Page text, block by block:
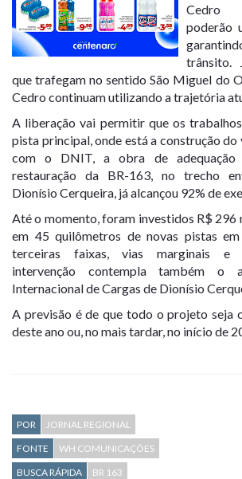
Cedro
poderão
trânsito.
que trafegam no sentido São Miguel do
Cedro continuam utilizando a trajetória
A liberação vai permitir que os
pista principal, onde está a construção
com o DNIT, a obra de adequação
restauração da BR-163, no trecho
Dionísio Cerqueira, já alcançou 92% de
Até o momento, foram investidos R$ 296
em 45 quilômetros de novas pistas
terceiras faixas, vias marginais e
intervenção contempla também o
Internacional de Cargas de Dionísio
A previsão é de que todo o projeto seja
deste ano ou, no mais tardar, no início de
POR
JORNAL REGIONAL
FONTE
WH COMUNICAÇÕES
BUSCA RÁPIDA
BR 163